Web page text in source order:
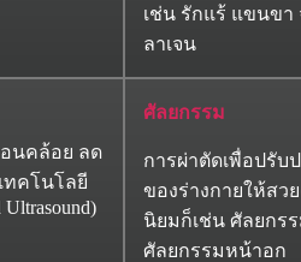
เช่น รักแร้ แขนขา
ลาเจน
นคล้อย ลด
ทคโนโลยี
ศัลยกรรม
การผ่าตัดเพื่อปรับ
ของร่างกายให้สว
นิยมก็เช่น ศัลยกร
ศัลยกรรมหน้าอก